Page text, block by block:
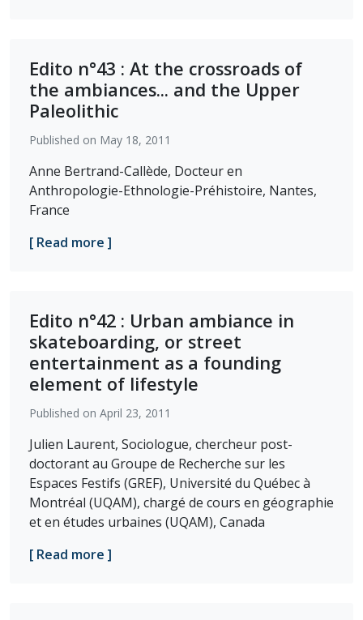
Edito n°43 : At the crossroads of
the ambiances... and the Upper
Paleolithic
Published on May 18, 2011
Anne Bertrand-Callède, Docteur en
Anthropologie-Ethnologie-Préhistoire, Nantes,
France
[ Read more ]
Edito n°42 : Urban ambiance in
skateboarding, or street
entertainment as a founding
element of lifestyle
Published on April 23, 2011
Julien Laurent, Sociologue, chercheur post-
doctorant au Groupe de Recherche sur les
Espaces Festifs (GREF), Université du Québec à
Montréal (UQAM), chargé de cours en géographie
et en études urbaines (UQAM), Canada
[ Read more ]